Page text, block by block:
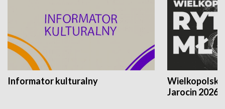
Informator kulturalny
Jarocin 2026